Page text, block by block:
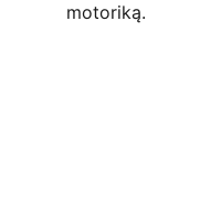
motoriką.